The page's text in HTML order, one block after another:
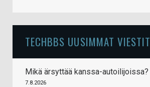
TECHBBS UUSIMMAT VIESTIT
Mikä ärsyttää kanssa-autoilijoissa?
7.8.2026